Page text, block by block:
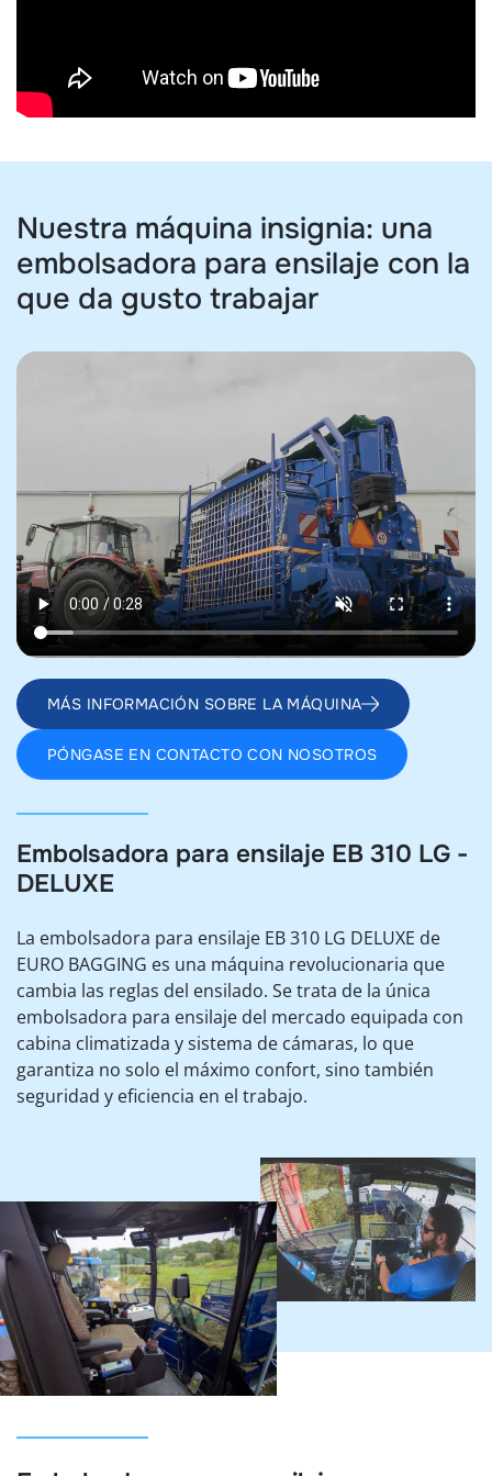
Nuestra máquina insignia: una
embolsadora para ensilaje con la
que da gusto trabajar
MÁS INFORMACIÓN SOBRE LA MÁQUINA
PÓNGASE EN CONTACTO CON NOSOTROS
Embolsadora para ensilaje EB 310 LG -
DELUXE
La embolsadora para ensilaje EB 310 LG DELUXE de
EURO BAGGING es una máquina revolucionaria que
cambia las reglas del ensilado. Se trata de la única
embolsadora para ensilaje del mercado equipada con
cabina climatizada y sistema de cámaras, lo que
garantiza no solo el máximo confort, sino también
seguridad y eficiencia en el trabajo.